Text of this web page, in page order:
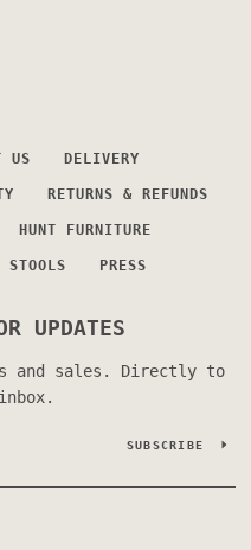
US DELIVERY
RETURNS & REFUNDS
HUNT FURNITURE
STOOLS PRESS
UPDATES
and sales. Directly to
SUBSCRIBE